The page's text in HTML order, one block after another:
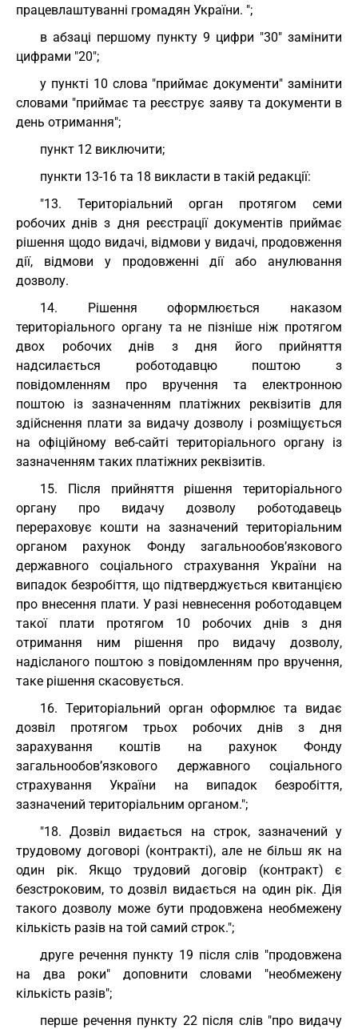
працевлаштуванні громадян України. ";
в абзаці першому пункту 9 цифри "30" замінити
цифрами "20";
у пункті 10 слова "приймає документи" замінити
словами "приймає та реєструє заяву та документи в
день отримання";
пункт 12 виключити;
пункти 13-16 та 18 викласти в такій редакції:
"13. Територіальний орган протягом семи
робочих днів з дня реєстрації документів приймає
рішення щодо видачі, відмови у видачі, продовження
дії, відмови у продовженні дії або анулювання
дозволу.
14. Рішення оформлюється наказом
територіального органу та не пізніше ніж протягом
двох робочих днів з дня його прийняття
надсилається роботодавцю поштою з
повідомленням про вручення та електронною
поштою із зазначенням платіжних реквізитів для
здійснення плати за видачу дозволу і розміщується
на офіційному веб-сайті територіального органу із
зазначенням таких платіжних реквізитів.
15. Після прийняття рішення територіального
органу про видачу дозволу роботодавець
перераховує кошти на зазначений територіальним
органом рахунок Фонду загальнообов’язкового
державного соціального страхування України на
випадок безробіття, що підтверджується квитанцією
про внесення плати. У разі невнесення роботодавцем
такої плати протягом 10 робочих днів з дня
отримання ним рішення про видачу дозволу,
надісланого поштою з повідомленням про вручення,
таке рішення скасовується.
16. Територіальний орган оформлює та видає
дозвіл протягом трьох робочих днів з дня
зарахування коштів на рахунок Фонду
загальнообов’язкового державного соціального
страхування України на випадок безробіття,
зазначений територіальним органом.";
"18. Дозвіл видається на строк, зазначений у
трудовому договорі (контракті), але не більш як на
один рік. Якщо трудовий договір (контракт) є
безстроковим, то дозвіл видається на один рік. Дія
такого дозволу може бути продовжена необмежену
кількість разів на той самий строк.";
друге речення пункту 19 після слів "продовжена
на два роки" доповнити словами "необмежену
кількість разів";
перше речення пункту 22 після слів "про видачу